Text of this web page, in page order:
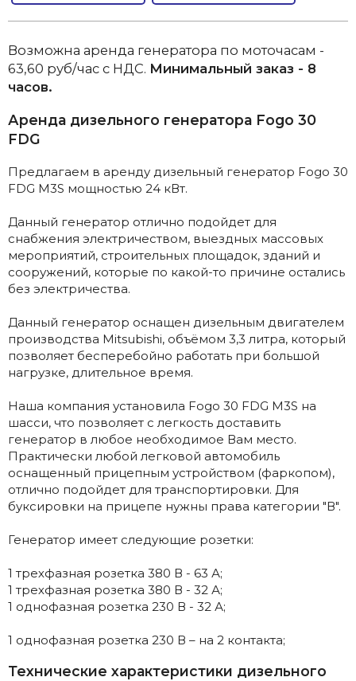
Возможна аренда генератора по моточасам -
63,60 руб/час с НДС. Минимальный заказ - 8
часов.
Аренда дизельного генератора Fogo 30
FDG
Предлагаем в аренду дизельный генератор Fogo 30
FDG M3S мощностью 24 кВт.
Данный генератор отлично подойдет для
снабжения электричеством, выездных массовых
мероприятий, строительных площадок, зданий и
сооружений, которые по какой-то причине остались
без электричества.
Данный генератор оснащен дизельным двигателем
производства Mitsubishi, объёмом 3,3 литра, который
позволяет бесперебойно работать при большой
нагрузке, длительное время.
Наша компания установила Fogo 30 FDG M3S на
шасси, что позволяет с легкость доставить
генератор в любое необходимое Вам место.
Практически любой легковой автомобиль
оснащенный прицепным устройством (фаркопом),
отлично подойдет для транспортировки. Для
буксировки на прицепе нужны права категории "В".
Генератор имеет следующие розетки:
1 трехфазная розетка 380 В - 63 А;
1 трехфазная розетка 380 В - 32 А;
1 однофазная розетка 230 В - 32 А;
1 однофазная розетка 230 В – на 2 контакта;
Технические характеристики дизельного